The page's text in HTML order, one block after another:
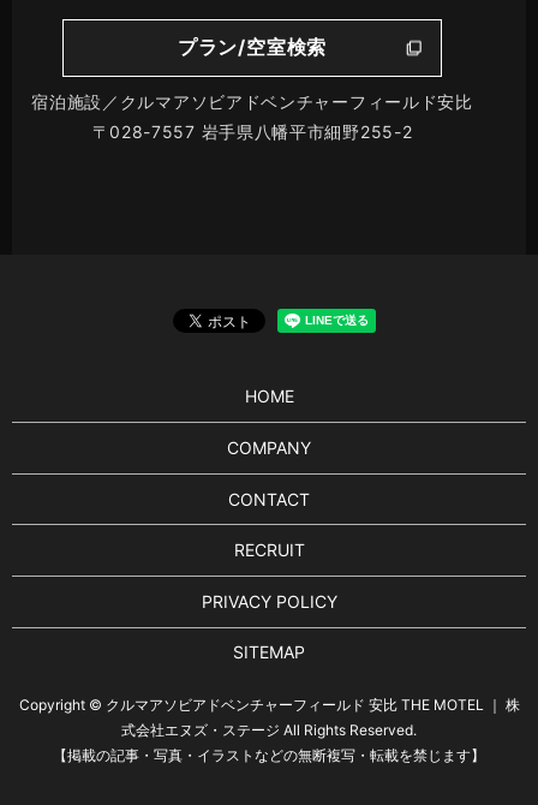
プラン/空室検索
宿泊施設／クルマアソビアドベンチャーフィールド安比
〒028-7557 岩手県八幡平市細野255-2
HOME
COMPANY
CONTACT
RECRUIT
PRIVACY POLICY
SITEMAP
Copyright © クルマアソビアドベンチャーフィールド 安比 THE MOTEL ｜ 株
式会社エヌズ・ステージ All Rights Reserved.
【掲載の記事・写真・イラストなどの無断複写・転載を禁じます】